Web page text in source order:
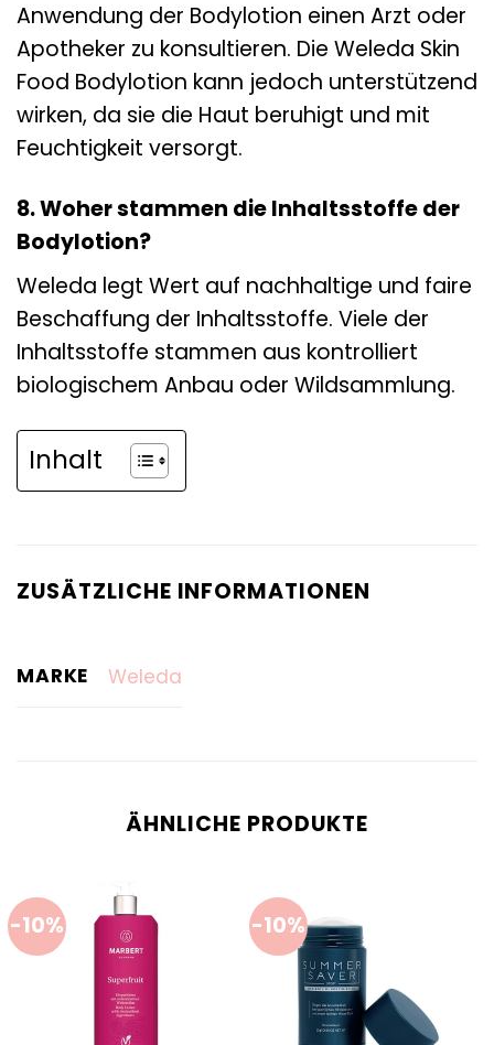
Anwendung der Bodylotion einen Arzt oder
Apotheker zu konsultieren. Die Weleda Skin
Food Bodylotion kann jedoch unterstützend
wirken, da sie die Haut beruhigt und mit
Feuchtigkeit versorgt.
8. Woher stammen die Inhaltsstoffe der
Bodylotion?
Weleda legt Wert auf nachhaltige und faire
Beschaffung der Inhaltsstoffe. Viele der
Inhaltsstoffe stammen aus kontrolliert
biologischem Anbau oder Wildsammlung.
Inhalt
ZUSÄTZLICHE INFORMATIONEN
MARKE Weleda
ÄHNLICHE PRODUKTE
-10% -10%